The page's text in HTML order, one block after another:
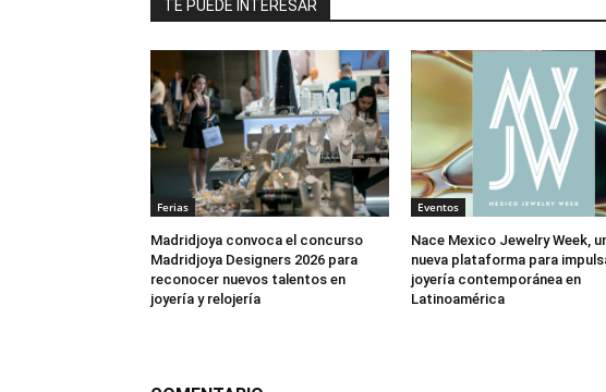
TE PUEDE INTERESAR
Ferias
Madridjoya convoca el concurso
Madridjoya Designers 2026 para
reconocer nuevos talentos en
joyería y relojería
Eventos
Nace Mexico Jewelry Week,
nueva plataforma para
joyería contemporánea en
Latinoamérica